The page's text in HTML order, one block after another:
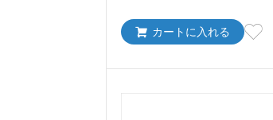
カートに入れる